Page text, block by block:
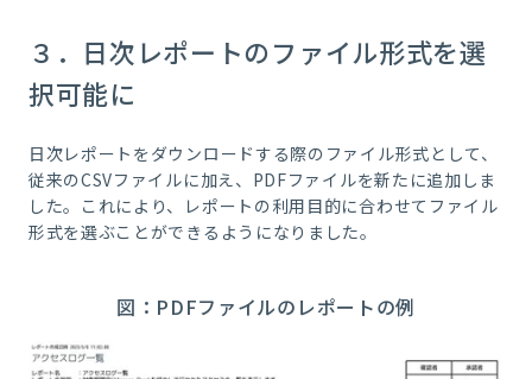
３．日次レポートのファイル形式を選
択可能に
日次レポートをダウンロードする際のファイル形式として、
従来のCSVファイルに加え、PDFファイルを新たに追加しま
した。これにより、レポートの利用目的に合わせてファイル
形式を選ぶことができるようになりました。
図：PDFファイルのレポートの例